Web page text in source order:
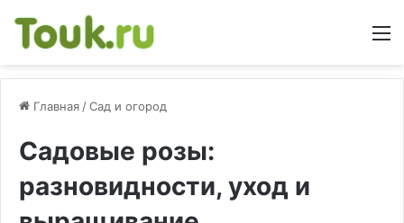
Главная /Сад и огород
Садовые розы:
разновидности, уход и